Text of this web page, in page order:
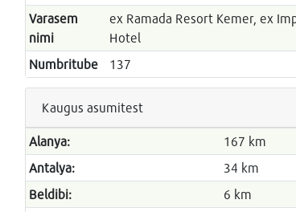
Varasem
nimi
ex Ramada Resort Kemer, ex
Hotel
Numbritube
137
Kaugus asumitest
Alanya:
167 km
Antalya:
34 km
Beldibi:
6 km